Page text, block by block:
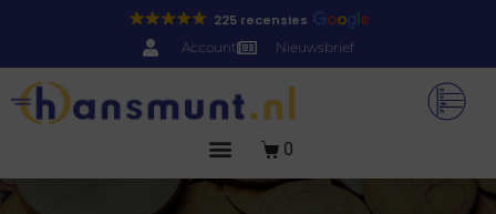
225 recensies
Account Nieuwsbrief
0